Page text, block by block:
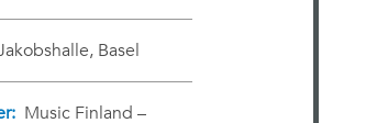
Basel
Music Finland –